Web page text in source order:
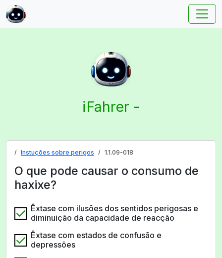
iFahrer -
Instuções sobre perigos 1.1.09-018
O que pode causar o consumo de
haxixe?
Êxtase com ilusões dos sentidos perigosas e
diminuição da capacidade de reacção
Êxtase com estados de confusão e
depressões